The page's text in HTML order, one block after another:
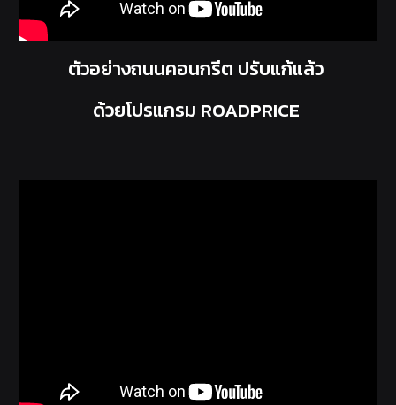
ตัวอย่างถนนคอนกรีต ปรับแก้แล้ว
ด้วยโปรแกรม ROADPRICE